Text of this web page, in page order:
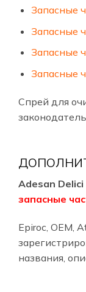
Запасные
Запасные
Запасные
Запасные
Спрей для
Adesan
запасные
Epiroc, OEM,
названия,